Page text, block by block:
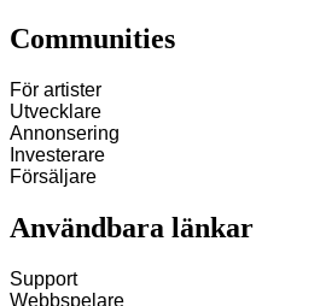
Communities
För artister
Utvecklare
Annonsering
Investerare
Försäljare
Användbara länkar
Support
Webbspelare